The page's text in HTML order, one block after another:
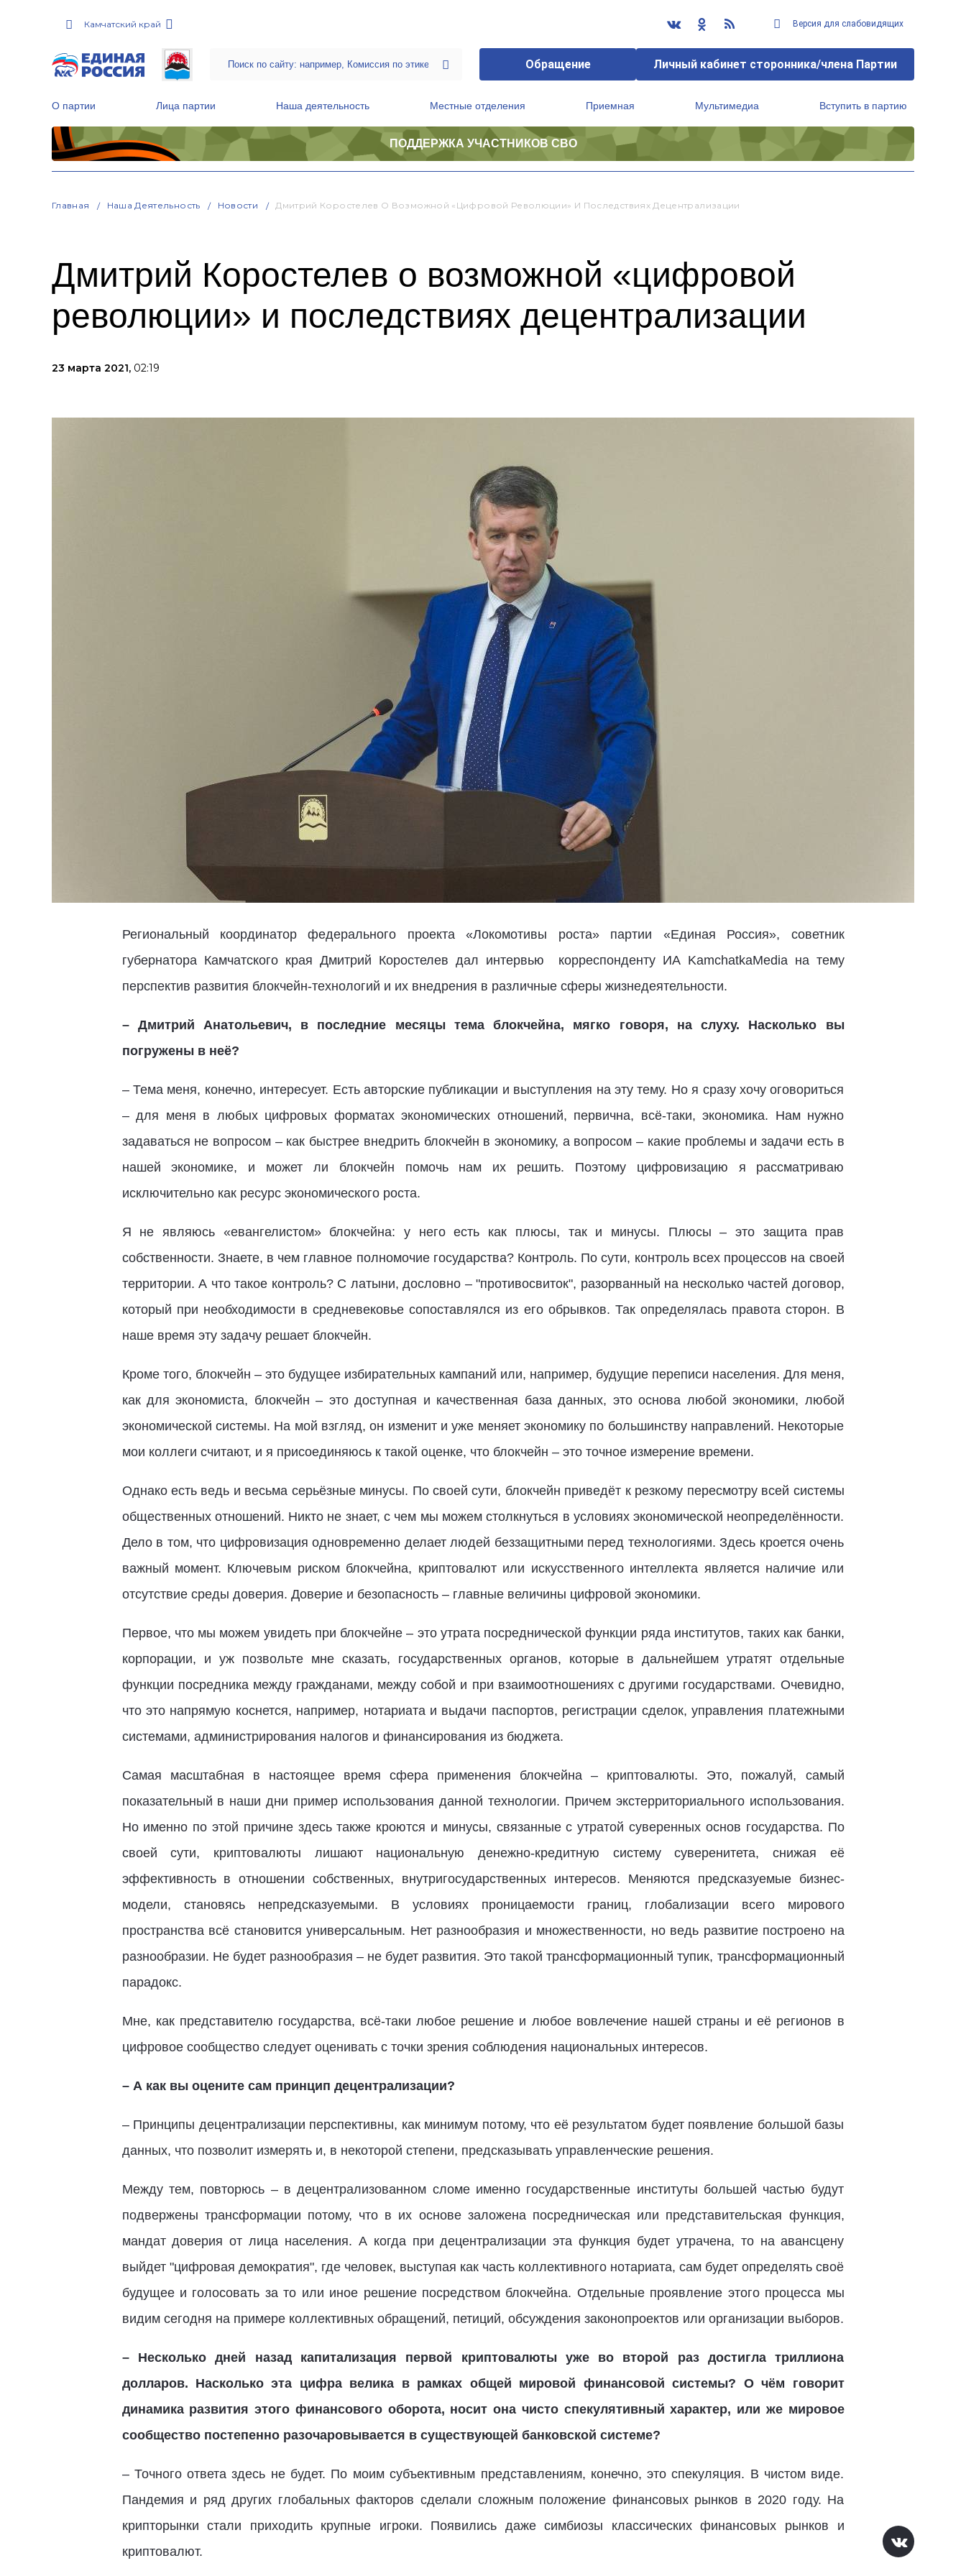
Камчатский край Версия для слабовидящих
Обращение Личный кабинет сторонника/члена Партии
О партии Лица партии Наша деятельность Местные отделения Приемная Мультимедиа Вступить в партию
ПОДДЕРЖКА УЧАСТНИКОВ СВО
Главная Наша Деятельность Новости Дмитрий Коростелев О Возможной «цифровой Революции» И Последствиях Децентрализации
Дмитрий Коростелев о возможной «цифровой
революции» и последствиях децентрализации
23 марта 2021, 02:19
Региональный координатор федерального проекта «Локомотивы роста» партии «Единая Россия», советник
губернатора Камчатского края Дмитрий Коростелев дал интервью корреспонденту ИА KamchatkaMedia на тему
перспектив развития блокчейн-технологий и их внедрения в различные сферы жизнедеятельности.
– Дмитрий Анатольевич, в последние месяцы тема блокчейна, мягко говоря, на слуху. Насколько вы
погружены в неё?
– Тема меня, конечно, интересует. Есть авторские публикации и выступления на эту тему. Но я сразу хочу оговориться
– для меня в любых цифровых форматах экономических отношений, первична, всё-таки, экономика. Нам нужно
задаваться не вопросом – как быстрее внедрить блокчейн в экономику, а вопросом – какие проблемы и задачи есть в
нашей экономике, и может ли блокчейн помочь нам их решить. Поэтому цифровизацию я рассматриваю
исключительно как ресурс экономического роста.
Я не являюсь «евангелистом» блокчейна: у него есть как плюсы, так и минусы. Плюсы – это защита прав
собственности. Знаете, в чем главное полномочие государства? Контроль. По сути, контроль всех процессов на своей
территории. А что такое контроль? С латыни, дословно – "противосвиток", разорванный на несколько частей договор,
который при необходимости в средневековье сопоставлялся из его обрывков. Так определялась правота сторон. В
наше время эту задачу решает блокчейн.
Кроме того, блокчейн – это будущее избирательных кампаний или, например, будущие переписи населения. Для меня,
как для экономиста, блокчейн – это доступная и качественная база данных, это основа любой экономики, любой
экономической системы. На мой взгляд, он изменит и уже меняет экономику по большинству направлений. Некоторые
мои коллеги считают, и я присоединяюсь к такой оценке, что блокчейн – это точное измерение времени.
Однако есть ведь и весьма серьёзные минусы. По своей сути, блокчейн приведёт к резкому пересмотру всей системы
общественных отношений. Никто не знает, с чем мы можем столкнуться в условиях экономической неопределённости.
Дело в том, что цифровизация одновременно делает людей беззащитными перед технологиями. Здесь кроется очень
важный момент. Ключевым риском блокчейна, криптовалют или искусственного интеллекта является наличие или
отсутствие среды доверия. Доверие и безопасность – главные величины цифровой экономики.
Первое, что мы можем увидеть при блокчейне – это утрата посреднической функции ряда институтов, таких как банки,
корпорации, и уж позвольте мне сказать, государственных органов, которые в дальнейшем утратят отдельные
функции посредника между гражданами, между собой и при взаимоотношениях с другими государствами. Очевидно,
что это напрямую коснется, например, нотариата и выдачи паспортов, регистрации сделок, управления платежными
системами, администрирования налогов и финансирования из бюджета.
Самая масштабная в настоящее время сфера применения блокчейна – криптовалюты. Это, пожалуй, самый
показательный в наши дни пример использования данной технологии. Причем экстерриториального использования.
Но именно по этой причине здесь также кроются и минусы, связанные с утратой суверенных основ государства. По
своей сути, криптовалюты лишают национальную денежно-кредитную систему суверенитета, снижая её
эффективность в отношении собственных, внутригосударственных интересов. Меняются предсказуемые бизнес-
модели, становясь непредсказуемыми. В условиях проницаемости границ, глобализации всего мирового
пространства всё становится универсальным. Нет разнообразия и множественности, но ведь развитие построено на
разнообразии. Не будет разнообразия – не будет развития. Это такой трансформационный тупик, трансформационный
парадокс.
Мне, как представителю государства, всё-таки любое решение и любое вовлечение нашей страны и её регионов в
цифровое сообщество следует оценивать с точки зрения соблюдения национальных интересов.
– А как вы оцените сам принцип децентрализации?
– Принципы децентрализации перспективны, как минимум потому, что её результатом будет появление большой базы
данных, что позволит измерять и, в некоторой степени, предсказывать управленческие решения.
Между тем, повторюсь – в децентрализованном сломе именно государственные институты большей частью будут
подвержены трансформации потому, что в их основе заложена посредническая или представительская функция,
мандат доверия от лица населения. А когда при децентрализации эта функция будет утрачена, то на авансцену
выйдет "цифровая демократия", где человек, выступая как часть коллективного нотариата, сам будет определять своё
будущее и голосовать за то или иное решение посредством блокчейна. Отдельные проявление этого процесса мы
видим сегодня на примере коллективных обращений, петиций, обсуждения законопроектов или организации выборов.
– Несколько дней назад капитализация первой криптовалюты уже во второй раз достигла триллиона
долларов. Насколько эта цифра велика в рамках общей мировой финансовой системы? О чём говорит
динамика развития этого финансового оборота, носит она чисто спекулятивный характер, или же мировое
сообщество постепенно разочаровывается в существующей банковской системе?
– Точного ответа здесь не будет. По моим субъективным представлениям, конечно, это спекуляция. В чистом виде.
Пандемия и ряд других глобальных факторов сделали сложным положение финансовых рынков в 2020 году. На
крипторынки стали приходить крупные игроки. Появились даже симбиозы классических финансовых рынков и
криптовалют.